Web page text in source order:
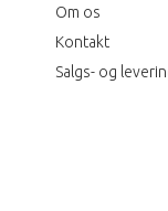
Om os
Kontakt
Salgs- og